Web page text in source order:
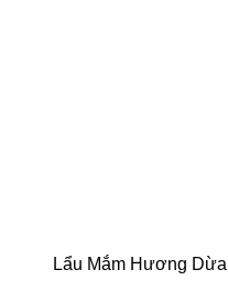
Lẩu Mắm Hương Dừa